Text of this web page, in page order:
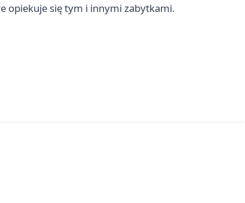
opiekuje się tym i innymi zabytkami.